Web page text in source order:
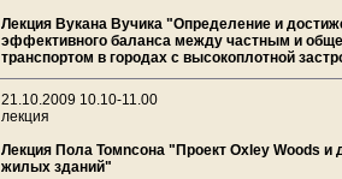
Лекция Вукана Вучика "Определение и
эффективного баланса между частным и
транспортом в городах с высокоплотной
21.10.2009 10.10-11.00
лекция
Лекция Пола Томnсона "Проект Oxley Woods и
жилых зданий"